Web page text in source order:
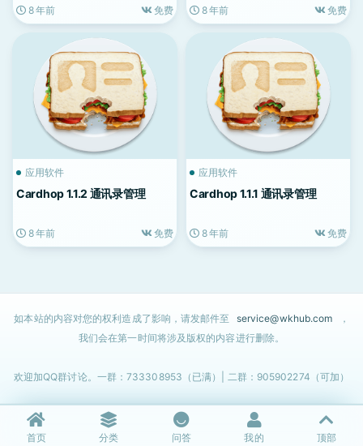
8 年前 免费 8 年前 免费
应用软件
Cardhop 1.1.2 通讯录管理
8 年前 免费
应用软件
Cardhop 1.1.1 通讯录管理
8 年前 免费
如本站的内容对您的权利造成了影响，请发邮件至 service@wkhub.com
，
我们会在第一时间将涉及版权的内容进行删除。
欢迎加QQ群讨论。一群：733308953（已满）| 二群：905902274（可加）
首页 分类 问答 我的 顶部